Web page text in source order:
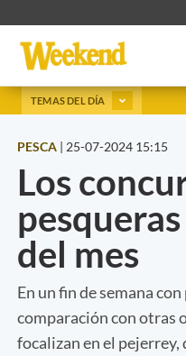
TEMAS DEL DÍA
PESCA | 25-07-2024 15:15
Los
del mes
En un fin de semana
comparación con otras
focalizan en el pejerrey,